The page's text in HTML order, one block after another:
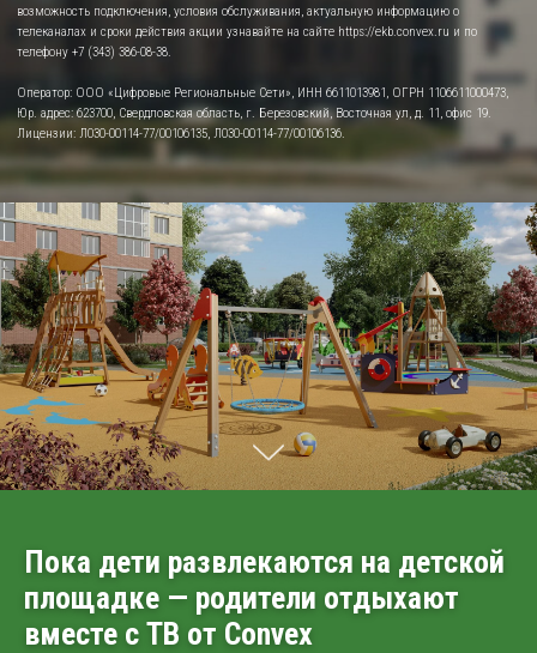
Пока дети развлекаются на детской
площадке — родители отдыхают
вместе с ТВ от Convex